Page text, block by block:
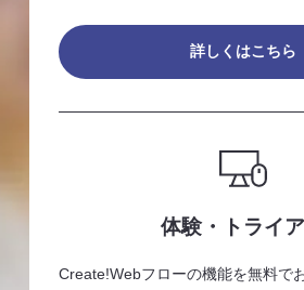
詳しくはこちら
体験・トライ
Create!Webフローの機能を無料で